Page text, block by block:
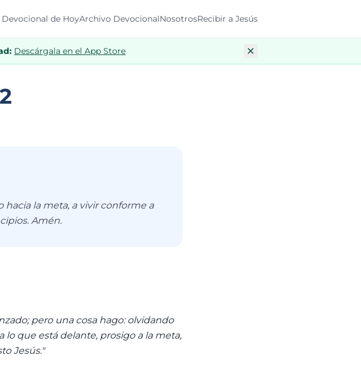
Devocional de HoyArchivo DevocionalNosotrosRecibir a Jesús
Descárgala en el App Store
hacia la meta, a vivir conforme a
Amén.
pero una cosa hago: olvidando
que está delante, prosigo a la meta,
Jesús."